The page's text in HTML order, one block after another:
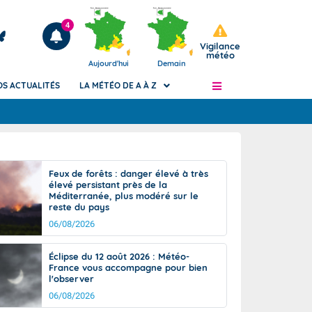
Articles
4
Aujourd'hui Demain
Vigilance
météo
de
Phénomènes dangereux de J+2 à J+7
Avertissement pluies intenses à l'échelle
des communes (Apic)
Bulletins Marine
d'avalanche
Météo des forêts
Vigicrues
ACTUALITÉS LA MÉTÉO DE A À Z
Feux de forêts : danger élevé à très
élevé persistant près de la
Méditerranée, plus modéré sur le
reste du pays
06/08/2026
Éclipse du 12 août 2026 : Météo-
France vous accompagne pour bien
l'observer
06/08/2026